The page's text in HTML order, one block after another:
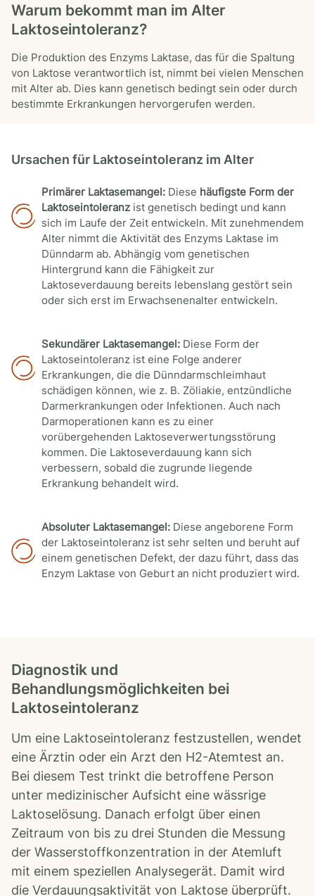
Warum bekommt man im Alter
Laktoseintoleranz?
Die Produktion des Enzyms Laktase, das für die Spaltung
von Laktose verantwortlich ist, nimmt bei vielen Menschen
mit Alter ab. Dies kann genetisch bedingt sein oder durch
bestimmte Erkrankungen hervorgerufen werden.
Ursachen für Laktoseintoleranz im Alter
Primärer Laktasemangel: Diese häufigste Form der
Laktoseintoleranz ist genetisch bedingt und kann
sich im Laufe der Zeit entwickeln. Mit zunehmendem
Alter nimmt die Aktivität des Enzyms Laktase im
Dünndarm ab. Abhängig vom genetischen
Hintergrund kann die Fähigkeit zur
Laktoseverdauung bereits lebenslang gestört sein
oder sich erst im Erwachsenenalter entwickeln.
Sekundärer Laktasemangel: Diese Form der
Laktoseintoleranz ist eine Folge anderer
Erkrankungen, die die Dünndarmschleimhaut
schädigen können, wie z. B. Zöliakie, entzündliche
Darmerkrankungen oder Infektionen. Auch nach
Darmoperationen kann es zu einer
vorübergehenden Laktoseverwertungsstörung
kommen. Die Laktoseverdauung kann sich
verbessern, sobald die zugrunde liegende
Erkrankung behandelt wird.
Absoluter Laktasemangel: Diese angeborene Form
der Laktoseintoleranz ist sehr selten und beruht auf
einem genetischen Defekt, der dazu führt, dass das
Enzym Laktase von Geburt an nicht produziert wird.
Diagnostik und
Behandlungsmöglichkeiten bei
Laktoseintoleranz
Um eine Laktoseintoleranz festzustellen, wendet
eine Ärztin oder ein Arzt den H2-Atemtest an.
Bei diesem Test trinkt die betroffene Person
unter medizinischer Aufsicht eine wässrige
Laktoselösung. Danach erfolgt über einen
Zeitraum von bis zu drei Stunden die Messung
der Wasserstoffkonzentration in der Atemluft
mit einem speziellen Analysegerät. Damit wird
die Verdauungsaktivität von Laktose überprüft.